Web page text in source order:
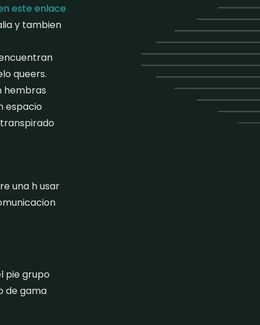
este enlace
y tambien
queers.
hembras
espacio
una h usar
pie grupo
de gama